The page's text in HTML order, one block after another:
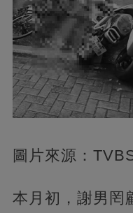
圖片來源：
本月初，謝男罔